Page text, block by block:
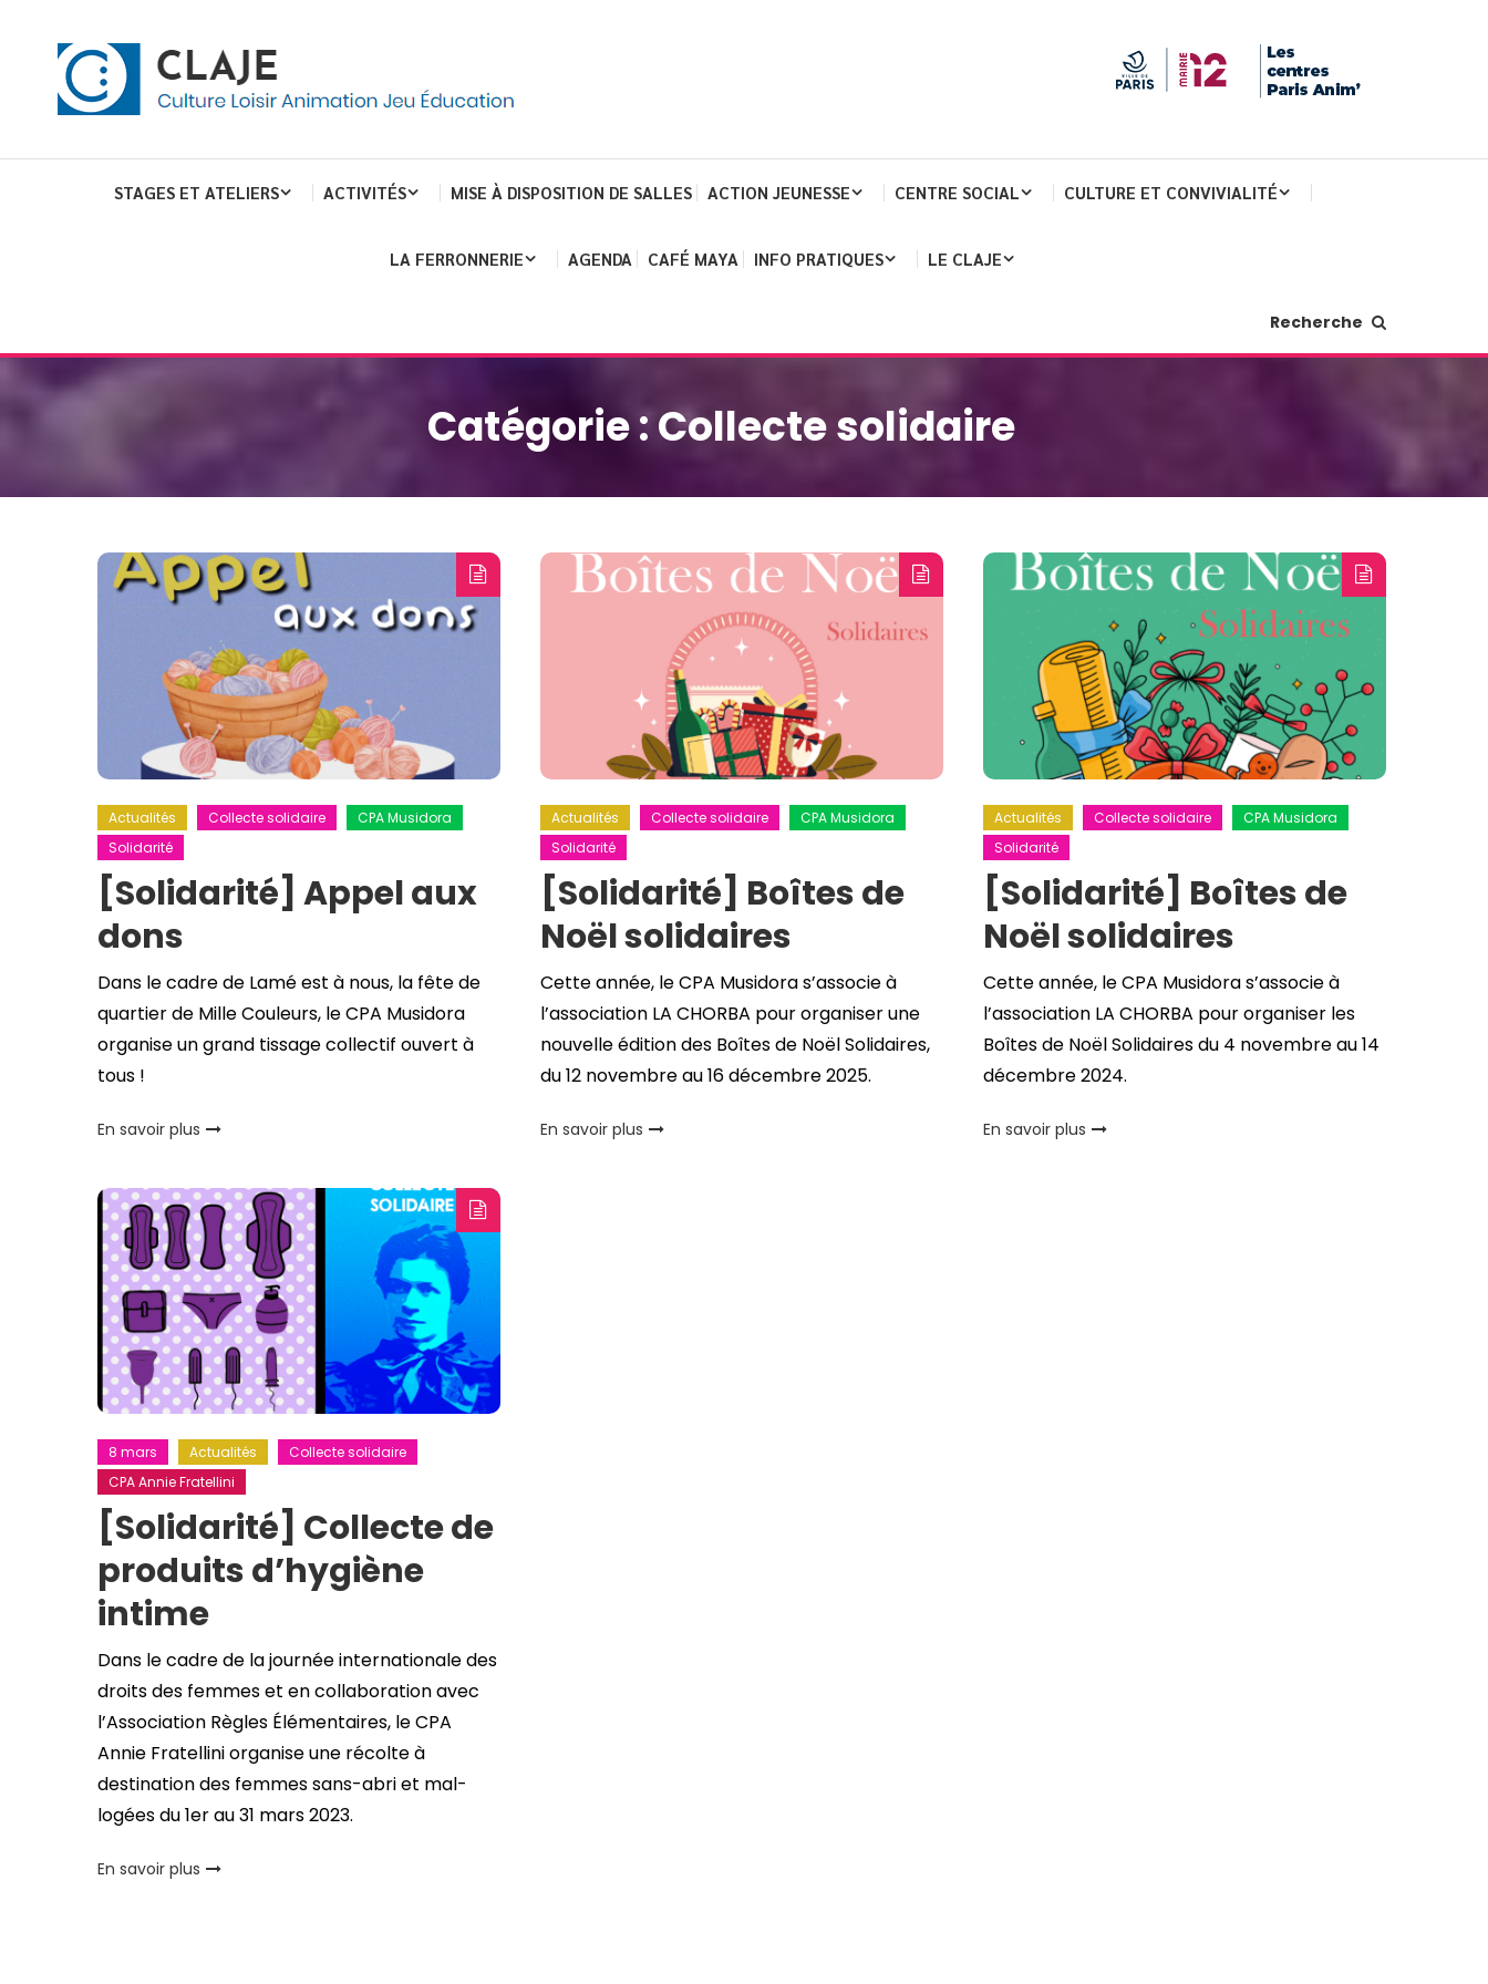
Claje
STAGES ET ATELIERS ACTIVITÉS MISE À DISPOSITION DE SALLES ACTION JEUNESSE CENTRE SOCIAL CULTURE ET CONVIVIALITÉ
LA FERRONNERIE AGENDA CAFÉ MAYA INFO PRATIQUES LE CLAJE
Recherche
Catégorie :Collecte solidaire
Actualités Collecte solidaire
CPA Musidora
Solidarité
[Solidarité] Appel aux
dons
Dans le cadre de Lamé est à nous, la fête de
quartier de Mille Couleurs, le CPA Musidora
organise un grand tissage collectif ouvert à
tous !
En savoir plus
Actualités Collecte solidaire
CPA Musidora
Solidarité
[Solidarité] Boîtes de
Noël solidaires
Cette année, le CPA Musidora s’associe à
l’association LA CHORBA pour organiser une
nouvelle édition des Boîtes de Noël Solidaires,
du 12 novembre au 16 décembre 2025.
En savoir plus
Actualités Collecte solidaire
CPA Musidora
Solidarité
[Solidarité] Boîtes de
Noël solidaires
Cette année, le CPA Musidora s’associe à
l’association LA CHORBA pour organiser les
Boîtes de Noël Solidaires du 4 novembre au 14
décembre 2024.
En savoir plus
8 mars Actualités
Collecte solidaire
CPA Annie Fratellini
[Solidarité] Collecte de
produits d’hygiène
intime
Dans le cadre de la journée internationale des
droits des femmes et en collaboration avec
l’Association Règles Élémentaires, le CPA
Annie Fratellini organise une récolte à
destination des femmes sans-abri et mal-
logées du 1er au 31 mars 2023.
En savoir plus